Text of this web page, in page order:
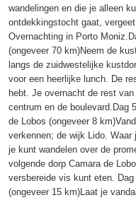
wandelingen en die je alleen
ontdekkingstocht gaat,
Overnachting in Porto
(ongeveer 70 km)Neem de
langs de zuidwestelijke
voor een heerlijke lunch. De
hebt. Je overnacht de rest
centrum en de boulevard.Dag
de Lobos (ongeveer 8
verkennen; de wijk Lido.
je kunt wandelen over de
volgende dorp Camara de
versbereide vis kunt eten.
(ongeveer 15 km)Laat je